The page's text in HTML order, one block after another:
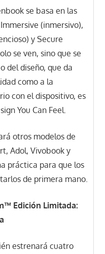
se basa en las
(inmersivo),
y Secure
se ven, sino que se
del diseño, que da
como a la
con el dispositivo, es
You Can Feel.
otros modelos de
Adol, Vivobook y
práctica para que los
de primera mano.
Edición Limitada:
estrenará cuatro